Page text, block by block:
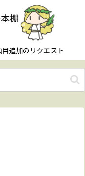
棚
目追加のリクエスト